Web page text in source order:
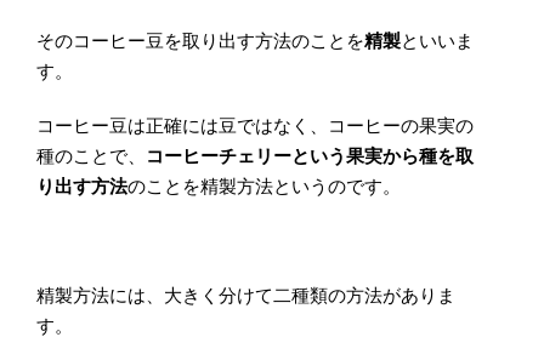
そのコーヒー豆を取り出す方法のことを精製といいま
す。
コーヒー豆は正確には豆ではなく、コーヒーの果実の
種のことで、
コーヒーチェリーという果実から種を取
り出す方法のことを精製方法というのです。
精製方法には、大きく分けて二種類の方法がありま
す。